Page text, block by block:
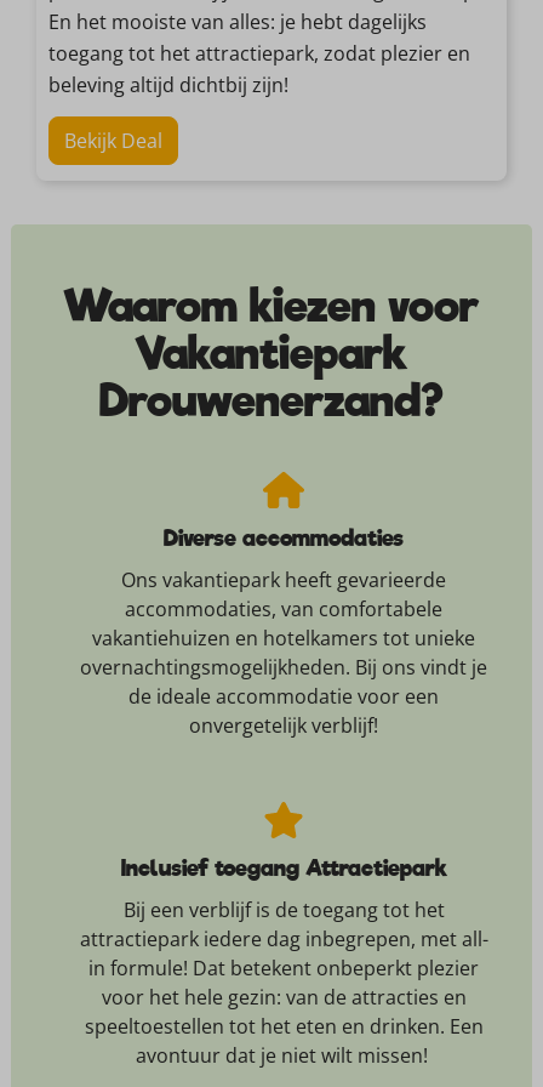
En het mooiste van alles: je hebt dagelijks
toegang tot het attractiepark, zodat plezier en
beleving altijd dichtbij zijn!
Bekijk Deal
Waarom kiezen voor
Vakantiepark
Drouwenerzand?
Diverse accommodaties
Ons vakantiepark heeft gevarieerde
accommodaties, van comfortabele
vakantiehuizen en hotelkamers tot unieke
overnachtingsmogelijkheden. Bij ons vindt je
de ideale accommodatie voor een
onvergetelijk verblijf!
Inclusief toegang Attractiepark
Bij een verblijf is de toegang tot het
attractiepark iedere dag inbegrepen, met all-
in formule! Dat betekent onbeperkt plezier
voor het hele gezin: van de attracties en
speeltoestellen tot het eten en drinken. Een
avontuur dat je niet wilt missen!